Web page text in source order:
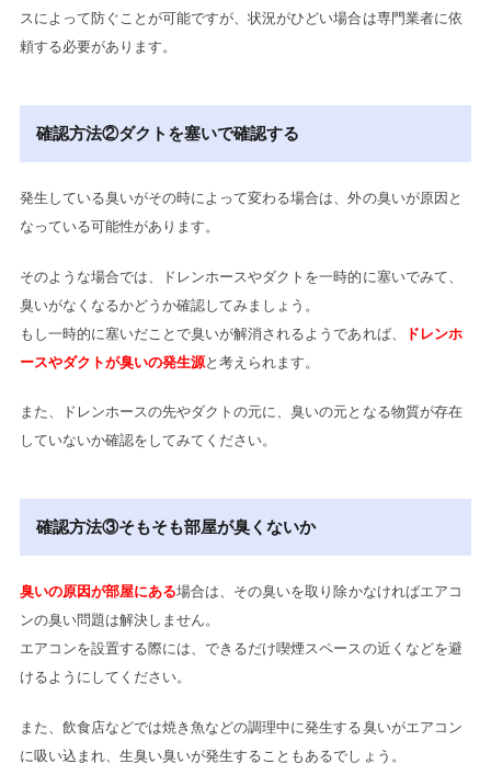
スによって防ぐことが可能ですが、状況がひどい場合は専門業者に依
頼する必要があります。
確認方法②ダクトを塞いで確認する
発生している臭いがその時によって変わる場合は、外の臭いが原因と
なっている可能性があります。
そのような場合では、ドレンホースやダクトを一時的に塞いでみて、
臭いがなくなるかどうか確認してみましょう。
もし一時的に塞いだことで臭いが解消されるようであれば、
ドレンホ
ースやダクトが臭いの発生源と考えられます。
また、ドレンホースの先やダクトの元に、臭いの元となる物質が存在
していないか確認をしてみてください。
確認方法③そもそも部屋が臭くないか
臭いの原因が部屋にある場合は、その臭いを取り除かなければエアコ
ンの臭い問題は解決しません。
エアコンを設置する際には、できるだけ喫煙スペースの近くなどを避
けるようにしてください。
また、飲食店などでは焼き魚などの調理中に発生する臭いがエアコン
に吸い込まれ、生臭い臭いが発生することもあるでしょう。